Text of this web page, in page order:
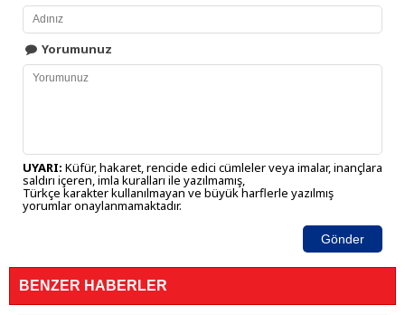
Yorumunuz
UYARI: Küfür, hakaret, rencide edici cümleler veya imalar, inançlara
saldırı içeren, imla kuralları ile yazılmamış,
Türkçe karakter kullanılmayan ve büyük harflerle yazılmış
yorumlar onaylanmamaktadır.
Gönder
BENZER HABERLER